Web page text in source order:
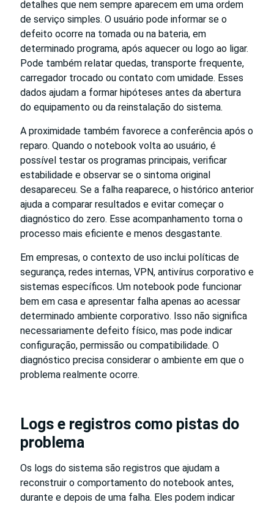
detalhes que nem sempre aparecem em uma ordem
de serviço simples. O usuário pode informar se o
defeito ocorre na tomada ou na bateria, em
determinado programa, após aquecer ou logo ao ligar.
Pode também relatar quedas, transporte frequente,
carregador trocado ou contato com umidade. Esses
dados ajudam a formar hipóteses antes da abertura
do equipamento ou da reinstalação do sistema.
A proximidade também favorece a conferência após o
reparo. Quando o notebook volta ao usuário, é
possível testar os programas principais, verificar
estabilidade e observar se o sintoma original
desapareceu. Se a falha reaparece, o histórico anterior
ajuda a comparar resultados e evitar começar o
diagnóstico do zero. Esse acompanhamento torna o
processo mais eficiente e menos desgastante.
Em empresas, o contexto de uso inclui políticas de
segurança, redes internas, VPN, antivírus corporativo e
sistemas específicos. Um notebook pode funcionar
bem em casa e apresentar falha apenas ao acessar
determinado ambiente corporativo. Isso não significa
necessariamente defeito físico, mas pode indicar
configuração, permissão ou compatibilidade. O
diagnóstico precisa considerar o ambiente em que o
problema realmente ocorre.
Logs e registros como pistas do
problema
Os logs do sistema são registros que ajudam a
reconstruir o comportamento do notebook antes,
durante e depois de uma falha. Eles podem indicar